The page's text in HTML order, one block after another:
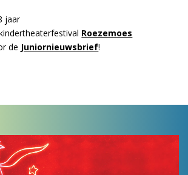
jaar
Roezemoes
de Juniornieuwsbrief!